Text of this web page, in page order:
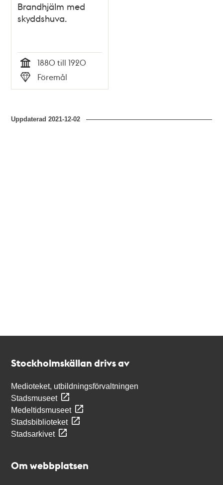
Brandhjälm med
skyddshuva.
Tid
1880 till 1920
Typ
Föremål
Uppdaterad2021-12-02
Stockholmskällan drivs av
Medioteket, utbildningsförvaltningen
Stadsmuseet
Medeltidsmuseet
Stadsbiblioteket
Stadsarkivet
Om webbplatsen